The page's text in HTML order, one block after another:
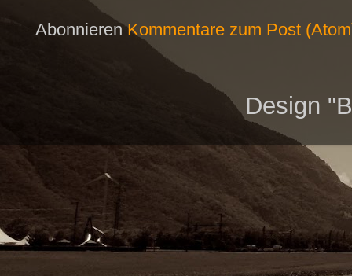
AbonnierenKommentare zum Post
Design